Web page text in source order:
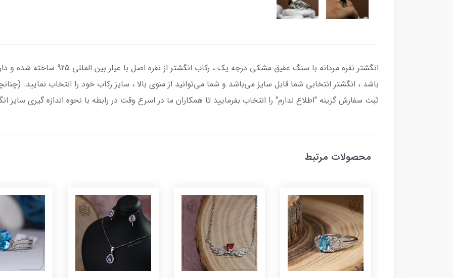
انگشتر نقره مردانه با سنگ عقیق مشکی
باشد ، انگشتر انتخابی شما قابل سایز می‌باشد و شما می‌توانید از منوی بالا ، سایز رکاب خود را انتخاب نمایید.
ثبت سفارش گزینه "اطلاع ندارم" را انتخاب بفرمایید تا همکاران ما در اسرع وقت در رابطه با نحوه اندازه گیری سایز
محصولات مرتبط